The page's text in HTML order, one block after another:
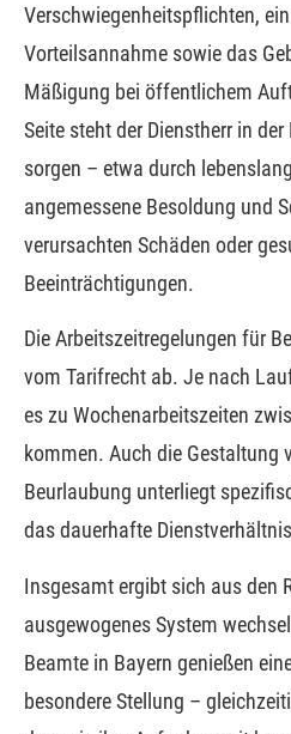
Verschwiegenheitspflichten,
Vorteilsannahme sowie das
Mäßigung bei öffentlichem
Seite steht der Dienstherr in
sorgen – etwa durch
angemessene Besoldung und
verursachten Schäden oder
Beeinträchtigungen.
Die Arbeitszeitregelungen für
vom Tarifrecht ab. Je nach
es zu Wochenarbeitszeiten
kommen. Auch die Gestaltung
Beurlaubung unterliegt
das dauerhafte
Insgesamt ergibt sich aus den
ausgewogenes System
Beamte in Bayern genießen
besondere Stellung –